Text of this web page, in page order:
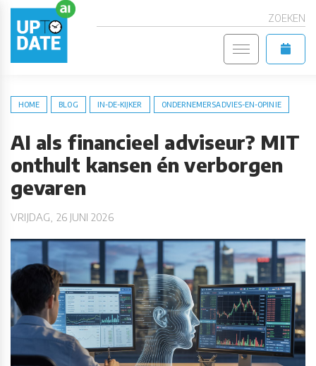
ZOEKEN
HOME BLOG IN-DE-KIJKER ONDERNEMERSADVIES-EN-OPINIE
AI als financieel adviseur? MIT
onthult kansen én verborgen
gevaren
VRIJDAG, 26 JUNI 2026